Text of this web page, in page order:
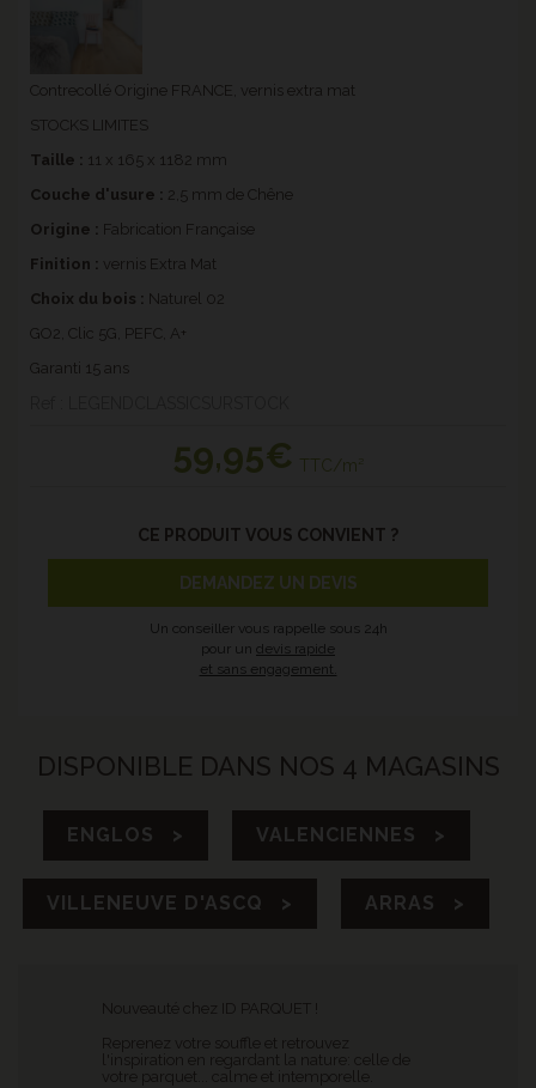
Contrecollé Origine FRANCE, vernis extra mat
STOCKS LIMITES
Taille : 11 x 165 x 1182 mm
Couche d'usure : 2,5 mm de Chêne
Origine : Fabrication Française
Finition : vernis Extra Mat
Choix du bois : Naturel 02
GO2, Clic 5G, PEFC, A+
Garanti 15 ans
59,95€ TTC/m²
CE PRODUIT VOUS CONVIENT ?
DEMANDEZ UN DEVIS
Un conseiller vous rappelle sous 24h
pour un devis rapide
et sans engagement.
DISPONIBLE DANS NOS 4 MAGASINS
ENGLOS > VALENCIENNES >
VILLENEUVE D'ASCQ > ARRAS >
Nouveauté chez ID PARQUET !
Reprenez votre souffle et retrouvez
l'inspiration en regardant la nature: celle de
votre parquet... calme et intemporelle.